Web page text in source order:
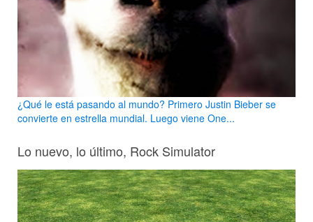
¿Qué le está pasando al mundo? Primero Justin Bieber se
convierte en estrella mundial. Luego viene One...
Lo nuevo, lo último, Rock Simulator